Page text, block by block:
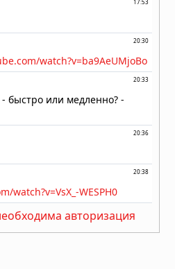
авторизация